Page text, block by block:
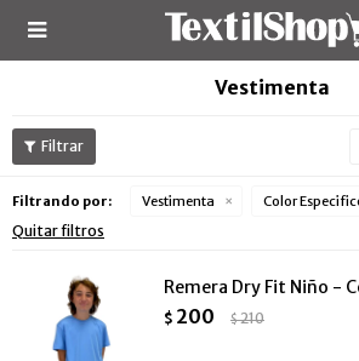

Vestimenta
Filtrando por: Vestimenta Color
Quitar filtros
Remera Dry Fit Niño -
$ 200 $210